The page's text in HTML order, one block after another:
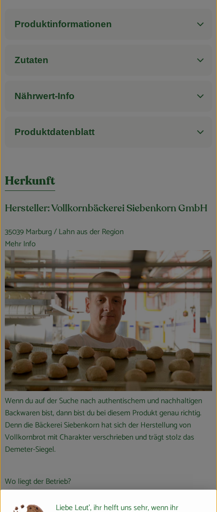
Produktinformationen
Zutaten
Nährwert-Info
Produktdatenblatt
Herkunft
Hersteller: Vollkornbäckerei Siebenkorn GmbH
35039 Marburg / Lahn aus der Region
Mehr Info
Wenn du auf der Suche nach authentischem und nachhaltigen
Backwaren bist, dann bist du bei diesem Produkt genau richtig.
Denn die Bäckerei Siebenkorn hat sich der Herstellung von
Vollkornbrot mit Charakter verschrieben und trägt stolz das
Demeter-Siegel.
Wo liegt der Betrieb?
Die Bäckerei Siebenkorn liegt direkt ums Eck - im schönen
Marburg. Gegründet wurde Siebenkorn bereits 1985 von einer
Liebe Leut', ihr helft uns sehr, wenn ihr